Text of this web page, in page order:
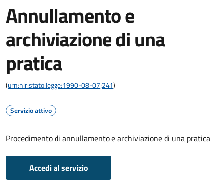
Annullamento e
archiviazione di una
pratica
(urn:nir:stato:legge:1990-08-07;241)
Servizio attivo
Procedimento di annullamento e archiviazione di una pratica
Accedi al servizio